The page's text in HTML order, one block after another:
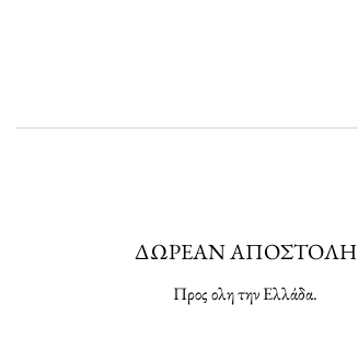
ΔΩΡΕΑΝ ΑΠΟΣΤΟΛΗ
Προς ολη την Ελλάδα.